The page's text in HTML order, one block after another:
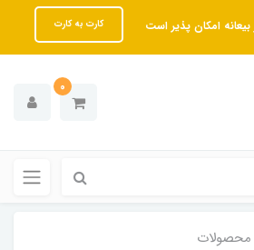
امکان پذیر است کارت به کارت
0